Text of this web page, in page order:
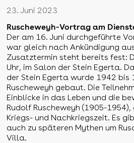
23. Juni 2023
Ruscheweyh-Vortrag am
Der am 16. Juni durchgeführte
war gleich nach Ankündigung
Zusatztermin steht bereits fest:
Uhr, im Salon der Stein Egerta.
der Stein Egerta wurde 1942 bis
Ruscheweyh gebaut. Die
Einblicke in das Leben und die
Rudolf Ruscheweyh (1905-
Kriegs- und Nachkriegszeit. Es
auch zu späteren Mythen um
Villa.